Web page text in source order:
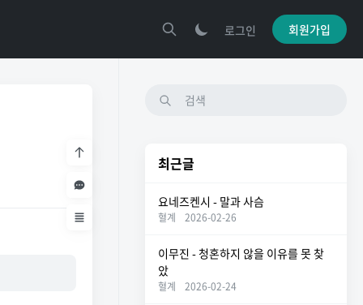
로그인 회원가입
최근글
요네즈켄시 - 말과 사슴
혈계 2026-02-26
이무진 - 청혼하지 않을 이유를 못 찾
았
혈계 2026-02-24